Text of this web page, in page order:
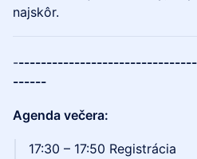
najskôr.
-
------
Agenda večera:
17:30 – 17:50 Registrácia